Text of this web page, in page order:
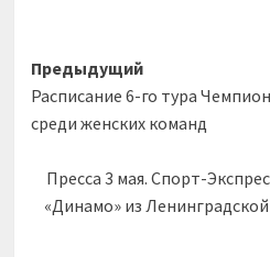
Навигация
записи
Предыдущий
Расписание 6-го тура
среди женских команд
Пресса 3 мая. Спорт-
«Динамо» из